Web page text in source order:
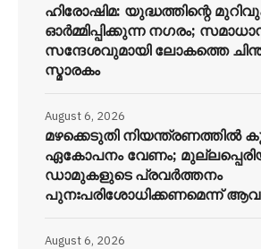
ഹിരോഷിമ: യുദ്ധത്തിന്റെ
ഓർമ്മിപ്പിക്കുന്ന നഗരം;
സന്ദേശവുമായി ലോകത്തെ
സ്മാരകം
മഴക്കെടുതി
ഏകോപനം വേണം;
ഡാമുകളുടെ പ്രവർത്തനം
പുനഃപരിശോധിക്കണമെന്ന്
August 6, 2026
August 6, 2026